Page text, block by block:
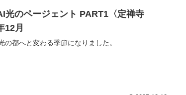
光のページェント PART1〈定禅寺
12月
の都へと変わる季節になりました。